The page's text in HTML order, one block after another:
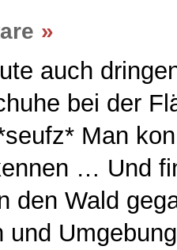
»
auch
bei der
Man
… Und
den Wald
und